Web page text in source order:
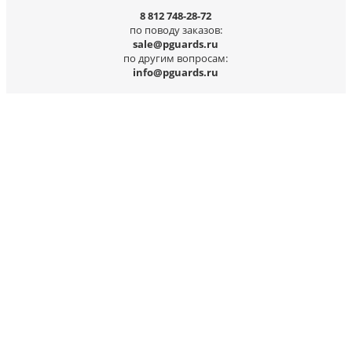
8 812 748-28-72
по поводу заказов:
sale@pguards.ru
по другим вопросам:
info@pguards.ru